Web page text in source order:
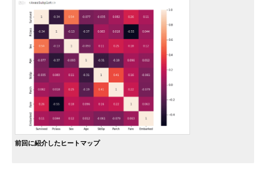
前回に紹介したヒートマップ